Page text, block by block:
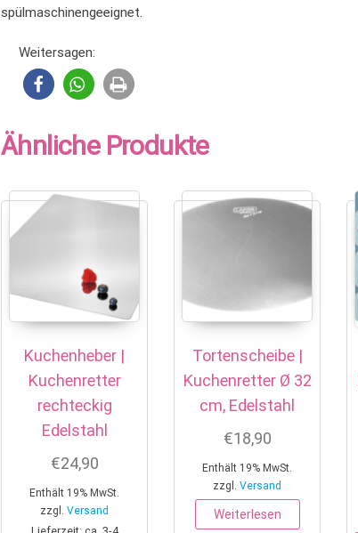
spülmaschinengeeignet.
Weitersagen:
Ähnliche Produkte
Kuchenheber |
Kuchenretter
rechteckig
Edelstahl
€24,90
Enthält 19% MwSt.
zzgl.Versand
Tortenscheibe |
Kuchenretter Ø 32
cm, Edelstahl
€18,90
Enthält 19% MwSt.
zzgl.Versand
Weiterlesen